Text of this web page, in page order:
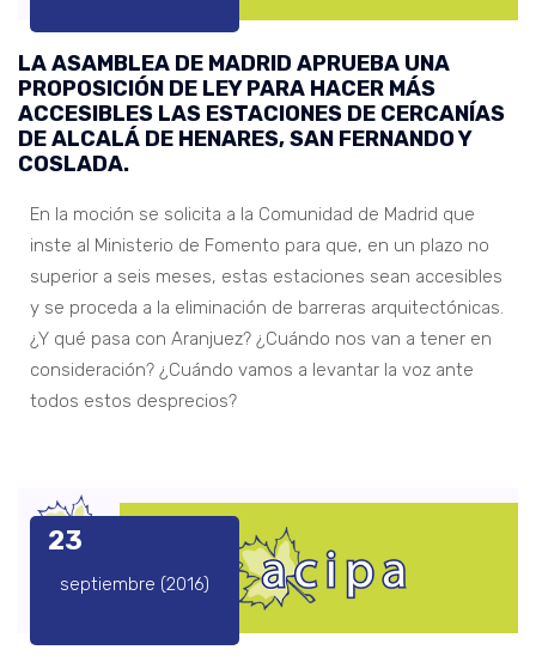
LA ASAMBLEA DE MADRID APRUEBA UNA
PROPOSICIÓN DE LEY PARA HACER MÁS
ACCESIBLES LAS ESTACIONES DE CERCANÍAS
DE ALCALÁ DE HENARES, SAN FERNANDO Y
COSLADA.
En la moción se solicita a la Comunidad de Madrid que
inste al Ministerio de Fomento para que, en un plazo no
superior a seis meses, estas estaciones sean accesibles
y se proceda a la eliminación de barreras arquitectónicas.
¿Y qué pasa con Aranjuez? ¿Cuándo nos van a tener en
consideración? ¿Cuándo vamos a levantar la voz ante
todos estos desprecios?
23
septiembre (2016)